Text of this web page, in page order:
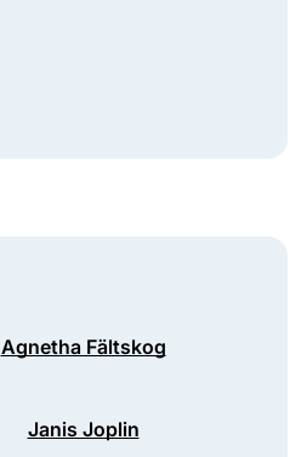
Agnetha Fältskog
Janis Joplin